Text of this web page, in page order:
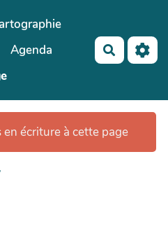
Agenda
écriture à cette page